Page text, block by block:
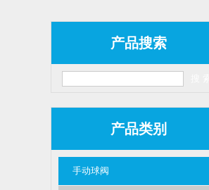
产品搜索
产品类别
手动球阀